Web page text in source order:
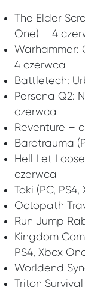
The Elder
One) – 4
Warhammer:
4 czerwca
Battletech:
Persona Q2:
czerwca
Reventure –
Barotrauma
Hell Let
czerwca
Toki (PC,
Octopath
Run Jump
Kingdom
PS4, Xbox
Worldend
Triton